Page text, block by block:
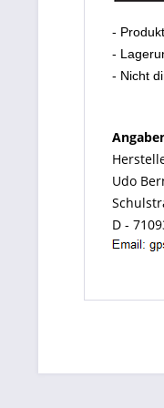
-
-
- Nicht
Udo
D -